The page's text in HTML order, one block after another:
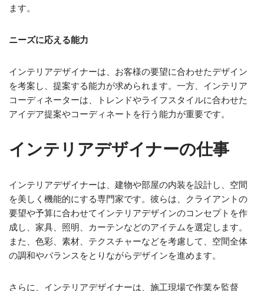
ます。
ニーズに応える能力
インテリアデザイナーは、お客様の要望に合わせたデザイン
を考案し、提案する能力が求められます。一方、インテリア
コーディネーターは、トレンドやライフスタイルに合わせた
アイデア提案やコーディネートを行う能力が重要です。
インテリアデザイナーの仕事
インテリアデザイナーは、建物や部屋の内装を設計し、空間
を美しく機能的にする専門家です。彼らは、クライアントの
要望や予算に合わせてインテリアデザインのコンセプトを作
成し、家具、照明、カーテンなどのアイテムを選定します。
また、色彩、素材、テクスチャーなどを考慮して、空間全体
の調和やバランスをとりながらデザインを進めます。
さらに、インテリアデザイナーは、施工現場で作業を監督